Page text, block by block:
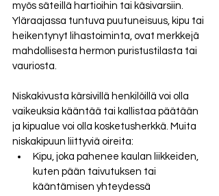
myös säteillä hartioihin tai käsivarsiin.
Yläraajassa tuntuva puutuneisuus, kipu tai
heikentynyt lihastoiminta, ovat merkkejä
mahdollisesta hermon puristustilasta tai
vauriosta.
Niskakivusta kärsivillä henkilöillä voi olla
vaikeuksia kääntää tai kallistaa päätään
ja kipualue voi olla kosketusherkkä. Muita
niskakipuun liittyviä oireita:
Kipu, joka pahenee kaulan liikkeiden,
kuten pään taivutuksen tai
kääntämisen yhteydessä